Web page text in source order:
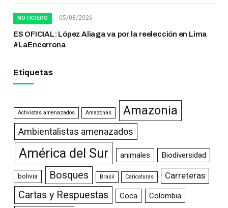
NOTICIERO 05/08/2026
ES OFICIAL: López Aliaga va por la reelección en Lima
#LaEncerrona
Etiquetas
Activistas amenazados Amazonas Amazonia
Ambientalistas amenazados
América del Sur animales Biodiversidad
bolivia Bosques Brasil Caricaturas Carreteras
Cartas y Respuestas Coca Colombia